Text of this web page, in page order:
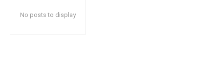
No posts to display